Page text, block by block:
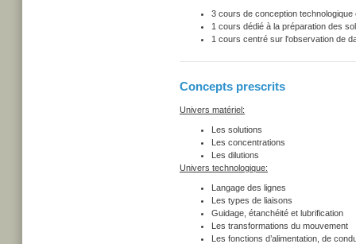
3 cours de conception technologique
1 cours dédié à la préparation des
1 cours centré sur l'observation de
Concepts prescrits
Univers matériel:
Les solutions
Les concentrations
Les dilutions
Univers technologique:
Langage des lignes
Les types de liaisons
Guidage, étanchéité et lubrification
Les transformations du mouvement
Les fonctions d’alimentation, de